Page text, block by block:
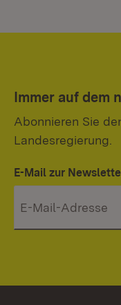
Immer auf dem
Abonnieren Sie
Landesregierung.
E-Mail zur